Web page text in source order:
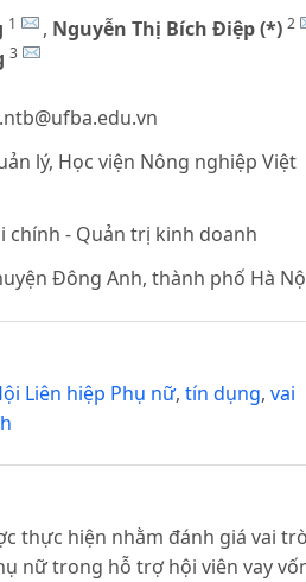
1 , Nguyễn Thị Bích Điệp (*) 2
3
lý, Học viện Nông nghiệp Việt
chính - Quản trị kinh doanh
Đông Anh, thành phố Hà
Liên hiệp Phụ nữ, tín dụng, vai
thực hiện nhằm đánh giá vai
nữ trong hỗ trợ hội viên vay